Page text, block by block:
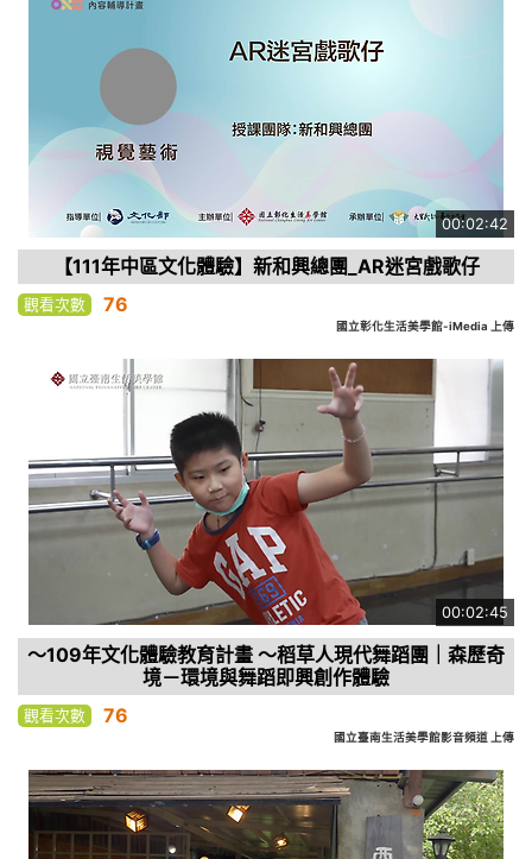
00:02:42
【111年中區文化體驗】新和興總團_AR迷宮戲歌仔
觀看次數 76
國立彰化生活美學館-iMedia 上傳
00:02:45
～109年文化體驗教育計畫 ～稻草人現代舞蹈團｜森歷奇
境－環境與舞蹈即興創作體驗
觀看次數 76
國立臺南生活美學館影音頻道 上傳